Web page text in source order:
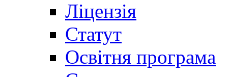
Ліцензія
Статут
Освітня програма